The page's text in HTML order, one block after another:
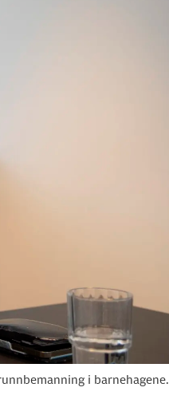
i barnehagene.